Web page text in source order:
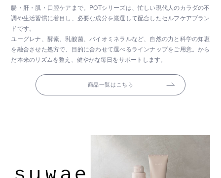
腸・肝・肌・口腔ケアまで。POTシリーズは、忙しい現代人のカラダの不
調や生活習慣に着目し、必要な成分を厳選して配合したセルフケアブラン
ドです。
ユーグレナ、酵素、乳酸菌、バイオミネラルなど、自然の力と科学の知恵
を融合させた処方で、目的に合わせて選べるラインナップをご用意。から
だ本来のリズムを整え、健やかな毎日をサポートします。
商品一覧はこちら